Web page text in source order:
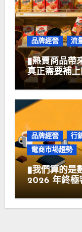
品牌經營 流
▮熱賣商品帶
真正需要補
品牌經營 行
電商市場趨勢
▮我們算的
2026 年終極